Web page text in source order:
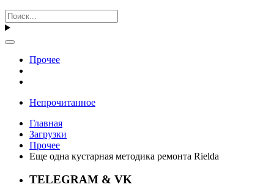
Прочее
Непрочитанное
Главная
Загрузки
Прочее
Еще одна кустарная методика ремонта Rielda
TELEGRAM & VK